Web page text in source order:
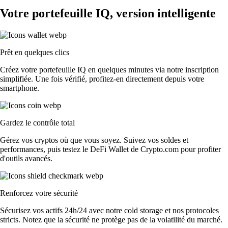
Votre portefeuille IQ, version intelligente
Prêt en quelques clics
Créez votre portefeuille IQ en quelques minutes via notre inscription
simplifiée. Une fois vérifié, profitez-en directement depuis votre
smartphone.
Gardez le contrôle total
Gérez vos cryptos où que vous soyez. Suivez vos soldes et
performances, puis testez le DeFi Wallet de Crypto.com pour profiter
d'outils avancés.
Renforcez votre sécurité
Sécurisez vos actifs 24h/24 avec notre cold storage et nos protocoles
stricts. Notez que la sécurité ne protège pas de la volatilité du marché.